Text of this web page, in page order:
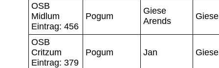
OSB
Midlum
Eintrag: 456
Pogum
Giese
Arends
OSB
Critzum
Eintrag: 379
Pogum Jan